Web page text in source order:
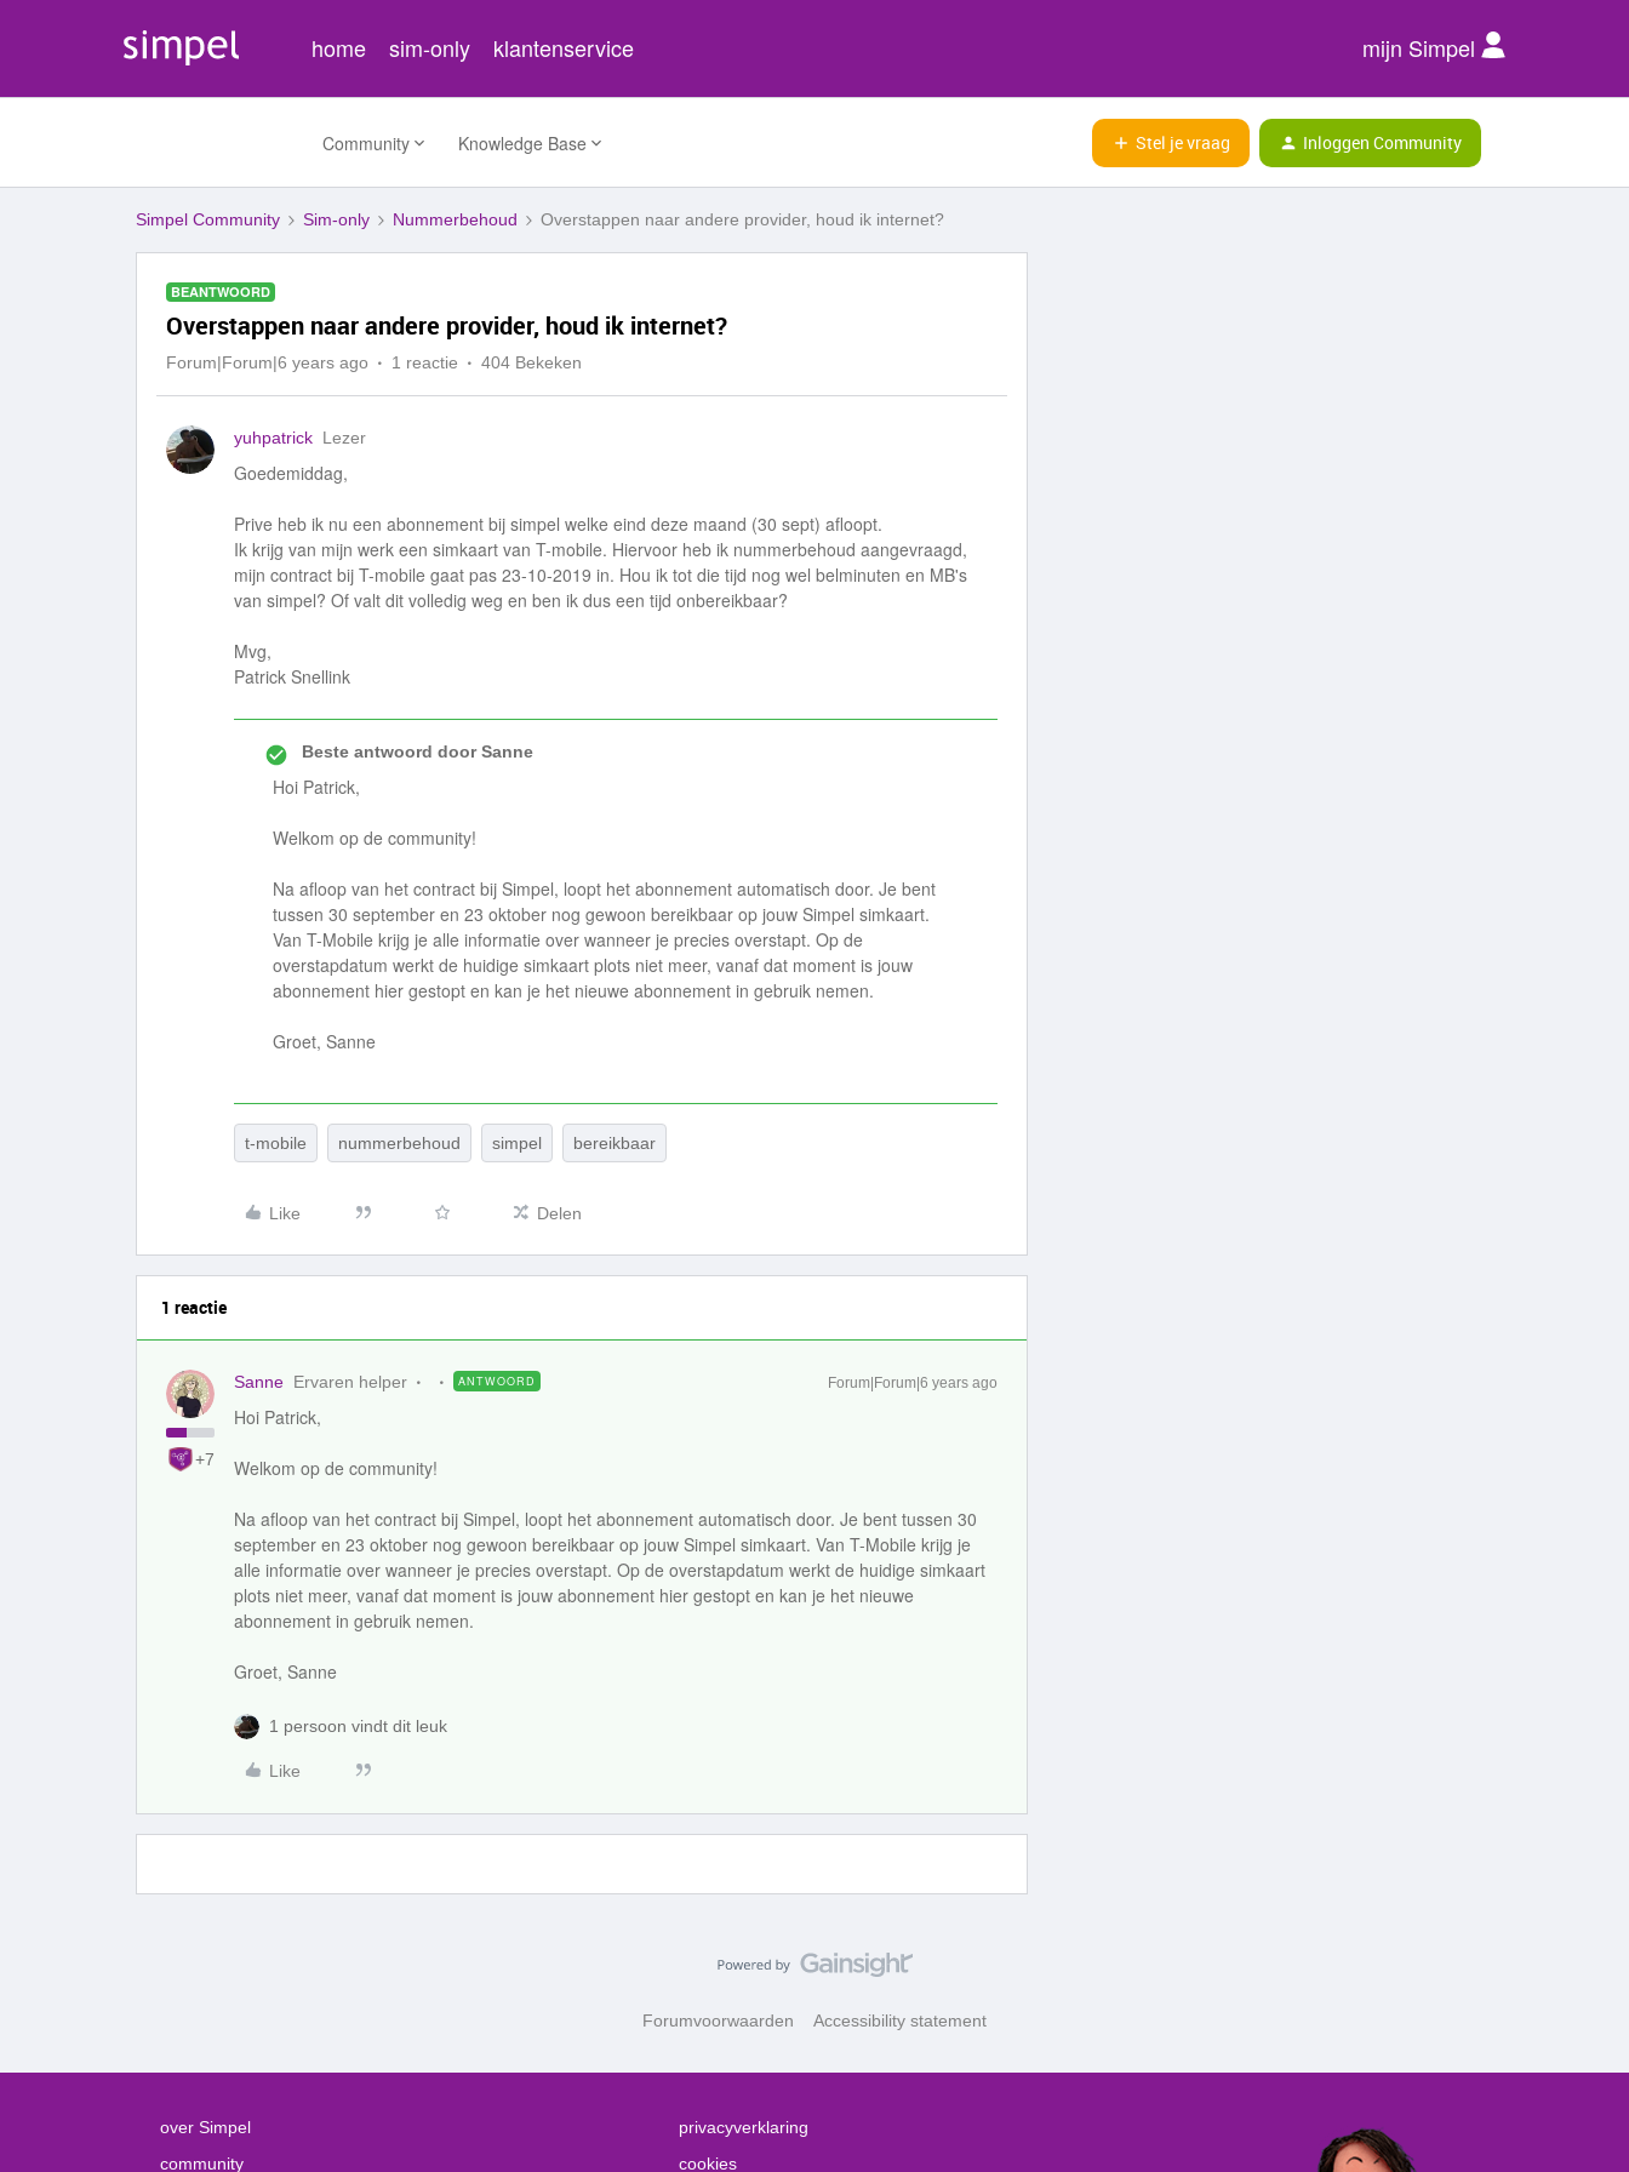
home sim-only klantenservice mijn Simpel
Community Knowledge Base Stel je vraag Inloggen Community
Simpel Community Sim-only Nummerbehoud Overstappen naar andere provider, houd ik internet?
BEANTWOORD
Overstappen naar andere provider, houd ik internet?
Forum|Forum|6 years ago 1 reactie 404 Bekeken
yuhpatrick Lezer
Goedemiddag,
Prive heb ik nu een abonnement bij simpel welke eind deze maand (30 sept) afloopt.
Ik krijg van mijn werk een simkaart van T-mobile. Hiervoor heb ik nummerbehoud aangevraagd,
mijn contract bij T-mobile gaat pas 23-10-2019 in. Hou ik tot die tijd nog wel belminuten en MB's
van simpel? Of valt dit volledig weg en ben ik dus een tijd onbereikbaar?
Mvg,
Patrick Snellink
Beste antwoord doorSanne
Hoi Patrick,
Welkom op de community!
Na afloop van het contract bij Simpel, loopt het abonnement automatisch door. Je bent
tussen 30 september en 23 oktober nog gewoon bereikbaar op jouw Simpel simkaart.
Van T-Mobile krijg je alle informatie over wanneer je precies overstapt. Op de
overstapdatum werkt de huidige simkaart plots niet meer, vanaf dat moment is jouw
abonnement hier gestopt en kan je het nieuwe abonnement in gebruik nemen.
Groet, Sanne
t-mobile nummerbehoud simpel bereikbaar
Like Delen
1 reactie
+7
Sanne Ervaren helper ANTWOORD Forum|Forum|6 years ago
Hoi Patrick,
Welkom op de community!
Na afloop van het contract bij Simpel, loopt het abonnement automatisch door. Je bent tussen 30
september en 23 oktober nog gewoon bereikbaar op jouw Simpel simkaart. Van T-Mobile krijg je
alle informatie over wanneer je precies overstapt. Op de overstapdatum werkt de huidige simkaart
plots niet meer, vanaf dat moment is jouw abonnement hier gestopt en kan je het nieuwe
abonnement in gebruik nemen.
Groet, Sanne
1 persoon vindt dit leuk
Like
Forumvoorwaarden Accessibility statement
over Simpel
community
privacyverklaring
cookies